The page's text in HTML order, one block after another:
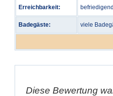
Erreichbarkeit:
Badegäste: viele
Diese Bewertung